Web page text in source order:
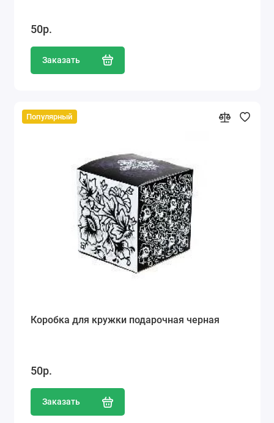
50р.
Заказать
Популярный
Коробка для кружки подарочная черная
50р.
Заказать